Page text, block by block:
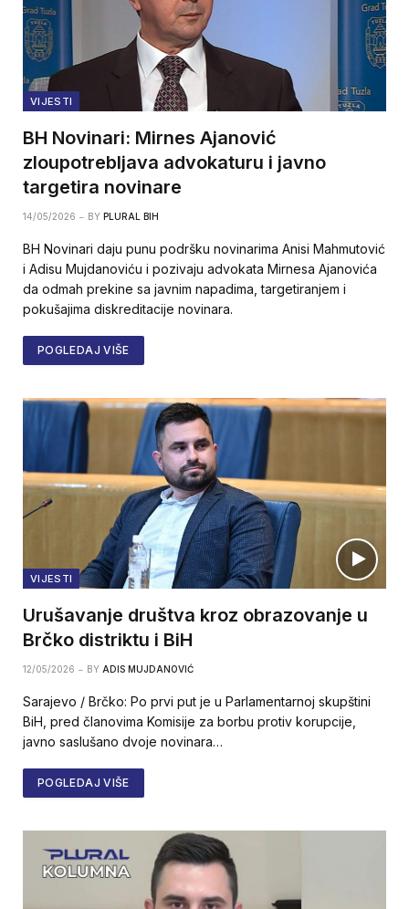
VIJESTI
BH Novinari: Mirnes Ajanović
zloupotrebljava advokaturu i javno
targetira novinare
14/05/2026 BY PLURAL BIH
BH Novinari daju punu podršku novinarima Anisi Mahmutović
i Adisu Mujdanoviću i pozivaju advokata Mirnesa Ajanovića
da odmah prekine sa javnim napadima, targetiranjem i
pokušajima diskreditacije novinara.
POGLEDAJ VIŠE
VIJESTI
Urušavanje društva kroz obrazovanje u
Brčko distriktu i BiH
12/05/2026 BY ADIS MUJDANOVIĆ
Sarajevo / Brčko: Po prvi put je u Parlamentarnoj skupštini
BiH, pred članovima Komisije za borbu protiv korupcije,
javno saslušano dvoje novinara…
POGLEDAJ VIŠE